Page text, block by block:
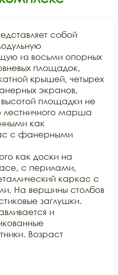
собой
из восьми опорных
площадок,
крышей, четырех
экранов,
площадки не
марша
как
с фанерными
как доски на
с перилами,
каркас с
На вершины столбов
заглушки.
и
Возраст